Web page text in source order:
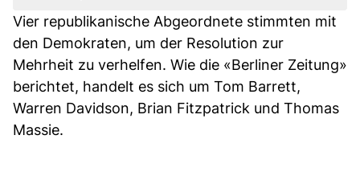
Vier republikanische Abgeordnete stimmten mit
den Demokraten, um der Resolution zur
Mehrheit zu verhelfen. Wie die «Berliner Zeitung»
berichtet, handelt es sich um Tom Barrett,
Warren Davidson, Brian Fitzpatrick und Thomas
Massie.